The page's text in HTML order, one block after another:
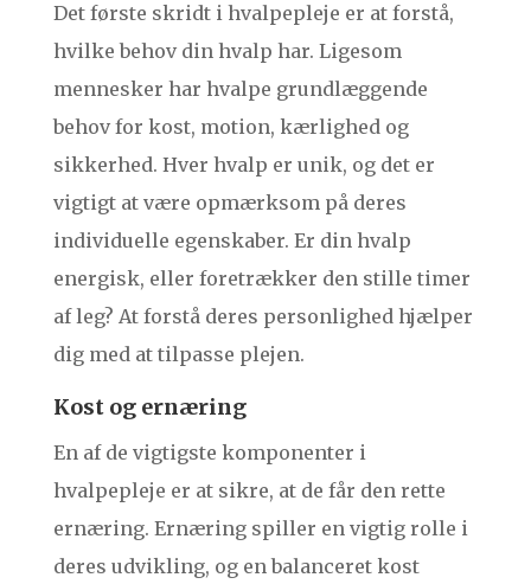
Det første skridt i hvalpepleje er at forstå,
hvilke behov din hvalp har. Ligesom
mennesker har hvalpe grundlæggende
behov for kost, motion, kærlighed og
sikkerhed. Hver hvalp er unik, og det er
vigtigt at være opmærksom på deres
individuelle egenskaber. Er din hvalp
energisk, eller foretrækker den stille timer
af leg? At forstå deres personlighed hjælper
dig med at tilpasse plejen.
Kost og ernæring
En af de vigtigste komponenter i
hvalpepleje er at sikre, at de får den rette
ernæring. Ernæring spiller en vigtig rolle i
deres udvikling, og en balanceret kost